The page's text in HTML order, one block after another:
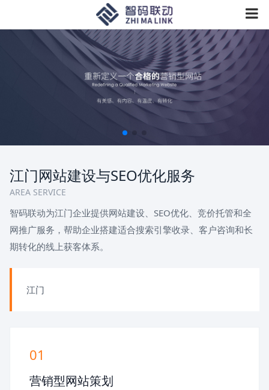
江门网站建设与SEO优化服务
AREA SERVICE
智码联动为江门企业提供网站建设、SEO优化、竞价托管和全
网推广服务，帮助企业搭建适合搜索引擎收录、客户咨询和长
期转化的线上获客体系。
江门
01
营销型网站策划